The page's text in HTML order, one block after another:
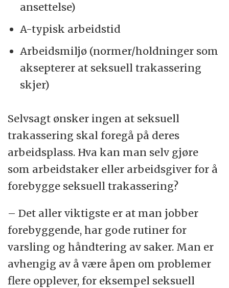
ansettelse)
A-typisk arbeidstid
Arbeidsmiljø (normer/holdninger som
aksepterer at seksuell trakassering
skjer)
Selvsagt ønsker ingen at seksuell
trakassering skal foregå på deres
arbeidsplass. Hva kan man selv gjøre
som arbeidstaker eller arbeidsgiver for å
forebygge seksuell trakassering?
– Det aller viktigste er at man jobber
forebyggende, har gode rutiner for
varsling og håndtering av saker. Man er
avhengig av å være åpen om problemer
flere opplever, for eksempel seksuell